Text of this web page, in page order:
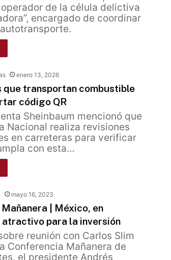
de la célula delictiva
encargado de coordinar
enero 13, 2026
que transportan combustible
código QR
Sheinbaum mencionó que
Nacional realiza revisiones
en carreteras para verificar
con esta…
mayo 16, 2023
Mañanera | México, en
atractivo para la inversión
reunión con Carlos Slim
Conferencia Mañanera de
el presidente Andrés